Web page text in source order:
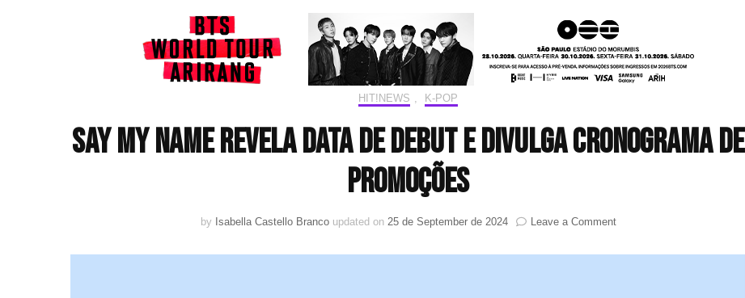
HIT!NEWS K-POP
SAY MY NAME revela data de debut e divulga cronograma de
promoções
by Isabella Castello Branco updated on 25 de September de 2024 Leave a Commenton
MY